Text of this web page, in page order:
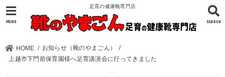
足育の健康靴専門店
SEARCH
MENU
HOME
お知らせ（靴のやまごん）
上越市下門前保育園様へ足育講演会に行ってきました